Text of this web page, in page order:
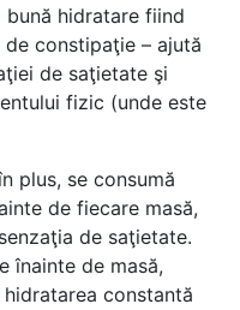
hidratare fiind
constipaţie – ajută
de saţietate şi
fizic (unde este
plus, se consumă
de fiecare masă,
de saţietate.
înainte de masă,
constantă